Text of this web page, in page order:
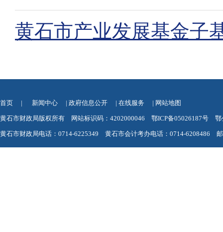
黄石市产业发展基金子
首页 | 新闻中心 | 政府信息公开 | 在线服务 | 网站地图
黄石市财政局版权所有 网站标识码：4202000046 鄂ICP备05026187号 鄂
黄石市财政局电话：0714-6225349 黄石市会计考办电话：0714-6208486